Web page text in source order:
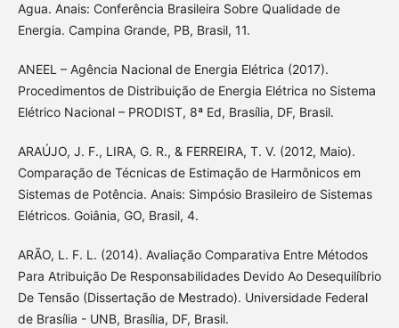
Agua. Anais: Conferência Brasileira Sobre Qualidade de
Energia. Campina Grande, PB, Brasil, 11.
ANEEL – Agência Nacional de Energia Elétrica (2017).
Procedimentos de Distribuição de Energia Elétrica no Sistema
Elétrico Nacional – PRODIST, 8ª Ed, Brasília, DF, Brasil.
ARAÚJO, J. F., LIRA, G. R., & FERREIRA, T. V. (2012, Maio).
Comparação de Técnicas de Estimação de Harmônicos em
Sistemas de Potência. Anais: Simpósio Brasileiro de Sistemas
Elétricos. Goiânia, GO, Brasil, 4.
ARÃO, L. F. L. (2014). Avaliação Comparativa Entre Métodos
Para Atribuição De Responsabilidades Devido Ao Desequilíbrio
De Tensão (Dissertação de Mestrado). Universidade Federal
de Brasília - UNB, Brasília, DF, Brasil.